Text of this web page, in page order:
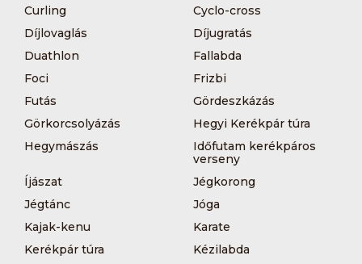
Curling
Cyclo-cross
Díjlovaglás
Díjugratás
Duathlon
Fallabda
Foci
Frizbi
Futás
Gördeszkázás
Görkorcsolyázás
Hegyi Kerékpár túra
Hegymászás
Időfutam kerékpáros
verseny
Íjászat
Jégkorong
Jégtánc
Jóga
Kajak-kenu
Karate
Kerékpár túra
Kézilabda